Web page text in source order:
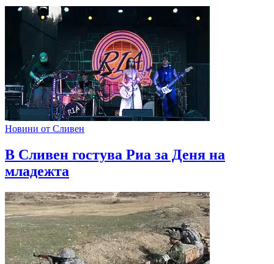
Новини от Сливен
В Сливен гостува Риа за Деня на
младежта